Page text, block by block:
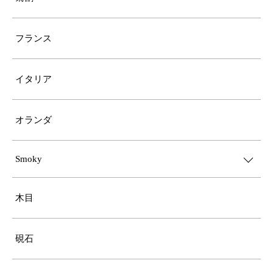
フランス
イタリア
オランダ
Smoky
木目
硯石